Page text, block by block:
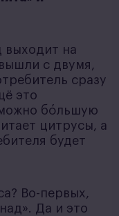
на
с двумя,
сразу
это
бόльшую
цитрусы, а
будет
Во-первых,
Да и это